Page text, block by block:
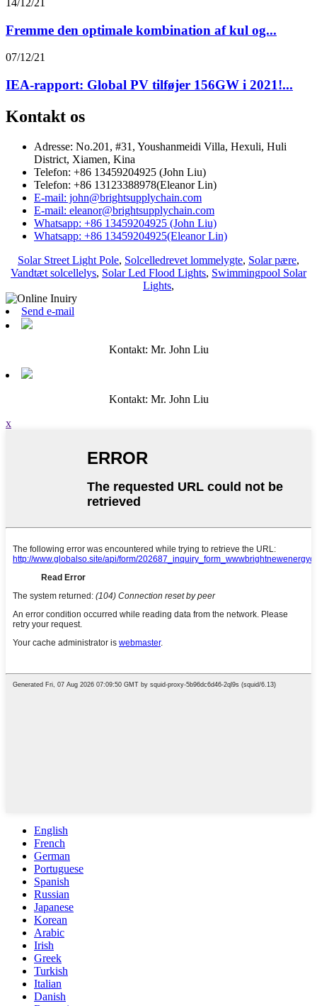
Fremme den optimale kombination af kul og...
07/12/21
IEA-rapport: Global PV tilføjer 156GW i 2021!...
Kontakt os
Adresse: No.201, #31, Youshanmeidi Villa, Hexuli, Huli
District, Xiamen, Kina
Telefon: +86 13459204925 (John Liu)
Telefon: +86 13123388978(Eleanor Lin)
E-mail: john@brightsupplychain.com
E-mail: eleanor@brightsupplychain.com
Whatsapp: +86 13459204925 (John Liu)
Whatsapp: +86 13459204925(Eleanor Lin)
Solar Street Light Pole, Solcelledrevet lommelygte, Solar pære,
Vandtæt solcellelys, Solar Led Flood Lights, Swimmingpool Solar
Lights,
Send e-mail
Kontakt: Mr. John Liu
Kontakt: Mr. John Liu
x
English
French
German
Portuguese
Spanish
Russian
Japanese
Korean
Arabic
Irish
Greek
Turkish
Italian
Danish